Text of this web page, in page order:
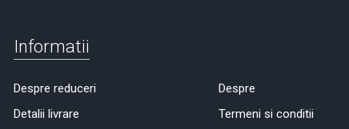
Informatii
Despre reduceri
Detalii livrare
Despre
Termeni si conditii